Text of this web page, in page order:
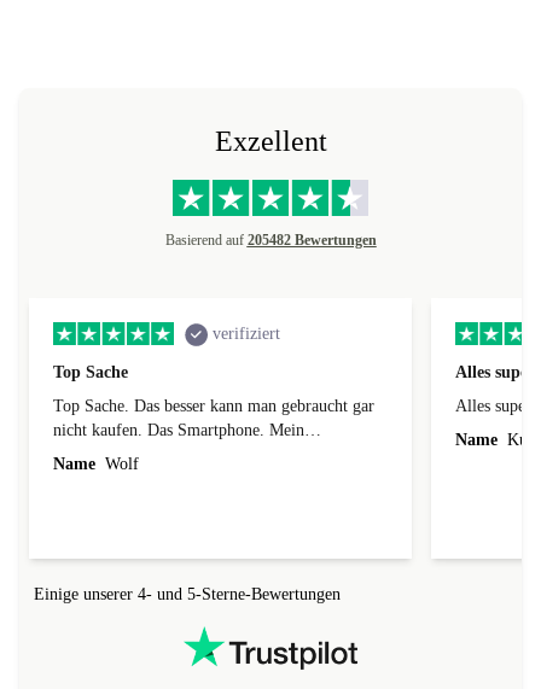
Exzellent
Basierend auf 205482 Bewertungen
verifiziert
Top Sache
Top Sache. Das besser kann man gebraucht gar
nicht kaufen. Das Smartphone. Mein
einwandfreien, neuwertigen Zustand und ich
Name Wolf
Alles super
Alles super.
Name
Einige unserer 4- und 5-Sterne-Bewertungen